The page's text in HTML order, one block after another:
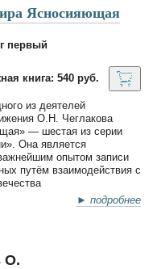
Ясносияющая
первый
книга: 540 руб.
из деятелей
О.Н. Чеглакова
— шестая из серии
Она является
опытом записи
путём взаимодействия с
► подробнее
О.